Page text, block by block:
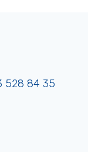
528 84 35